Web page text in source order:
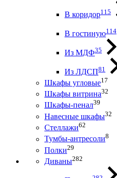
В коридор115
В гостиную114
Из МДФ35
Из ЛДСП81
Шкафы угловые17
Шкафы витрина32
Шкафы-пенал39
Навесные шкафы32
Стеллажи62
Тумбы-антресоли8
Полки29
Диваны282